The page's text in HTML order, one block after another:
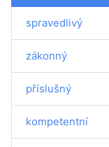
spravedlivý
zákonný
příslušný
kompetentní